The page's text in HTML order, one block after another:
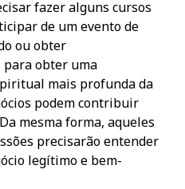
fazer alguns cursos
de um evento de
ou obter
obter uma
mais profunda da
podem contribuir
mesma forma, aqueles
precisarão entender
legítimo e bem-